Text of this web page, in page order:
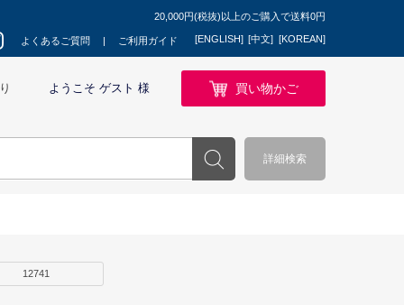
20,000円(税抜)以上のご購入で送料0円
よくあるご質問 ご利用ガイド [ENGLISH] [中文] [KOREAN]
ようこそ ゲスト 様 買い物かご
詳細検索
12741